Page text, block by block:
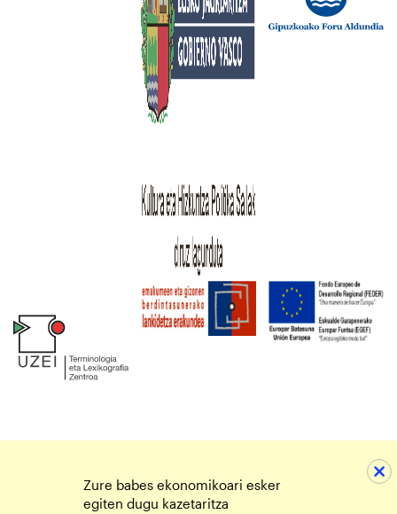
Zure babes ekonomikoari esker
egiten dugu kazetaritza